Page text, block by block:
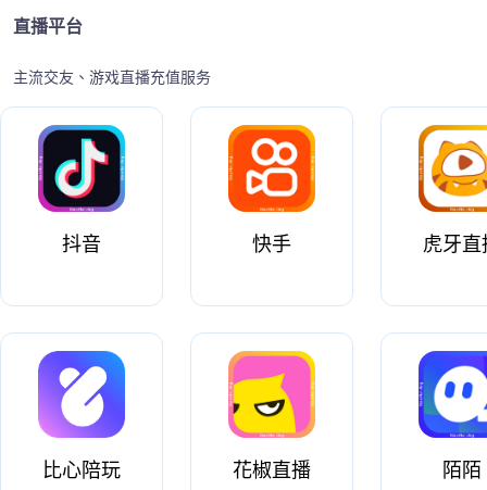
直播平台
主流交友、游戏直播充值服务
抖音 快手 虎牙直
比心陪玩 花椒直播 陌陌